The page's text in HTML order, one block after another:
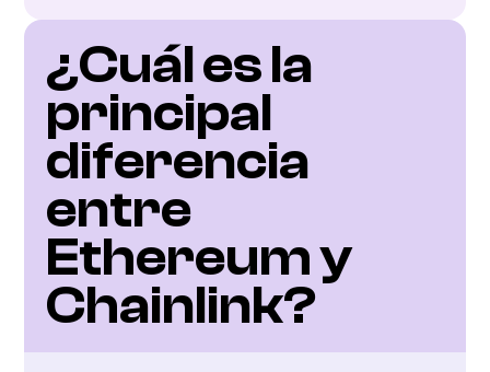
¿Cuál es la
principal
diferencia
entre
Ethereum y
Chainlink?